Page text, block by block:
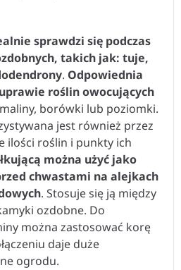
sprawdzi się podczas
takich jak: tuje,
. Odpowiednia
roślin owocujących
borówki lub poziomki.
jest również przez
ilości roślin i punkty ich
można użyć jako
chwastami na alejkach
. Stosuje się ją między
ozdobne. Do
można zastosować korę
daje duże
ogrodu.